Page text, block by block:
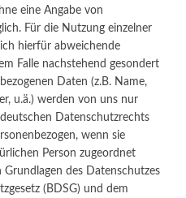
Energieberater
zur Seite. Rufen
Sie uns jederzeit
vereinbaren
zeitnah einen
Termin.
eine Angabe von
Für die Nutzung einzelner
hierfür abweichende
Falle nachstehend gesondert
Daten (z.B. Name,
u.ä.) werden von uns nur
Datenschutzrechts
wenn sie
Person zugeordnet
des Datenschutzes
(BDSG) und dem